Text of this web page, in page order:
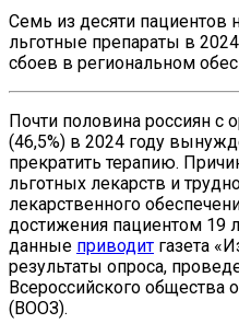
Семь из десяти пациентов
льготные препараты в
сбоев в региональном
Почти половина россиян
(46,5%) в 2024 году
прекратить терапию.
льготных лекарств и
лекарственного
достижения пациентом 19
данные приводит газета
результаты опроса,
Всероссийского общества
(ВООЗ).